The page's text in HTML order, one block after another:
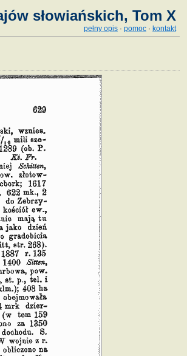
słowiańskich, Tom X
pełny opis · pomoc · kontakt